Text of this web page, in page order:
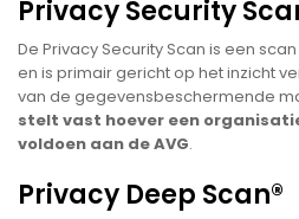
Privacy Security
De Privacy Security Scan is een
en is primair gericht op het inzicht
van de gegevensbeschermende
stelt vast hoever een
voldoen aan de AVG.
Privacy Deep Scan®